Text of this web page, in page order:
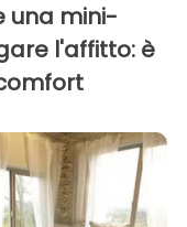
una mini-
l'affitto: è